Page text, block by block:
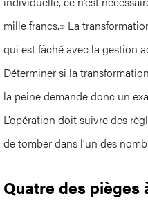
mille francs.» La
qui est fâché avec la gestion
Déterminer si la
la peine demande donc un
L’opération doit suivre des
de tomber dans l’un des
Quatre des pièges